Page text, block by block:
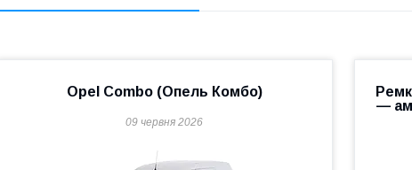
Opel Combo (Опель Комбо)
09 червня 2026
—